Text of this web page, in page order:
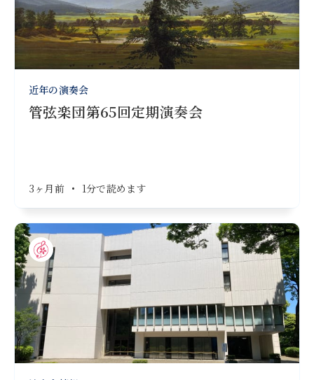
近年の演奏会
管弦楽団第65回定期演奏会
3ヶ月前 • 1分で読めます